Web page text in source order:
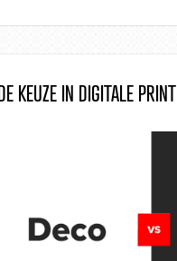
KEUZE IN DIGITALE PRINT